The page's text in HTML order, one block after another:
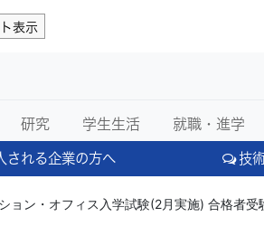
表示
研究 学生生活 就職・進学
される企業の方へ 技
ョン・オフィス入学試験(2月実施) 合格者受